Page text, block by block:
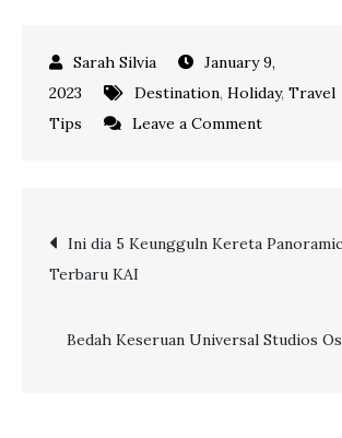
January 9,
2023
Destination, Holiday, Travel
Tips
Leave a Commenton
Terbaik
Selatan
Post
Ini dia 5 Keungguln Kereta
Terbaru KAI
Bedah Keseruan Universal Studios